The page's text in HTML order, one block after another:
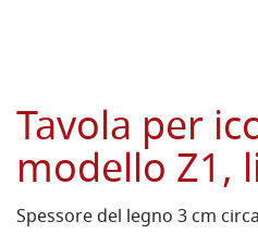
Tavola per
modello Z1,
Spessore del legno 3 cm